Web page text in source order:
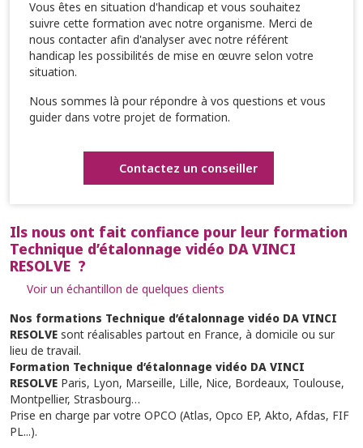
Vous êtes en situation d'handicap et vous souhaitez
suivre cette formation avec notre organisme. Merci de
nous contacter afin d'analyser avec notre référent
handicap les possibilités de mise en œuvre selon votre
situation.
Nous sommes là pour répondre à vos questions et vous
guider dans votre projet de formation.
Contactez un conseiller
Ils nous ont fait confiance pour leur formation
Technique d’étalonnage vidéo DA VINCI
RESOLVE ?
Voir un échantillon de quelques clients
Nos formations Technique d’étalonnage vidéo DA VINCI
RESOLVE sont réalisables partout en France, à domicile ou sur
lieu de travail.
Formation Technique d’étalonnage vidéo DA VINCI
RESOLVE Paris, Lyon, Marseille, Lille, Nice, Bordeaux, Toulouse,
Montpellier, Strasbourg…
Prise en charge par votre OPCO (Atlas, Opco EP, Akto, Afdas, FIF
PL...).